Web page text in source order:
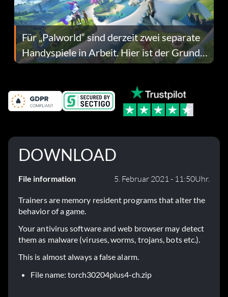
Für „Palworld“ sind derzeit zwei separate
Handyspiele in Arbeit. Hier ist der Grund
dafür.
DOWNLOAD
File information 5. Februar 2021 - 11:50Uhr.
Trainers are memory resident programs that alter the
behavior of a game.
Your antivirus software and web browser may detect
them as malware (viruses, worms, trojans, bots etc.).
This is almost always a false alarm.
File name: torch30204plus4-ch.zip